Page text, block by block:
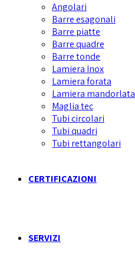
Angolari
Barre esagonali
Barre piatte
Barre quadre
Barre tonde
Lamiera Inox
Lamiera forata
Lamiera mandorlata
Maglia tec
Tubi circolari
Tubi quadri
Tubi rettangolari
CERTIFICAZIONI
SERVIZI